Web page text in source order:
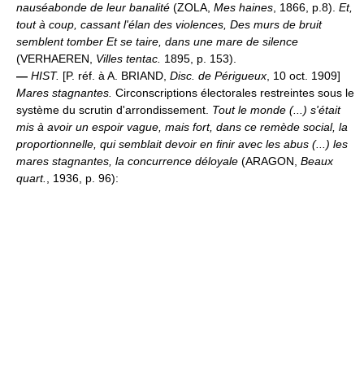
nauséabonde de leur banalité (ZOLA, Mes haines , 1866, p.8). Et,
tout à coup, cassant l'élan des violences, Des murs de bruit
semblent tomber Et se taire, dans une mare de silence
(VERHAEREN, Villes tentac. 1895, p. 153).
— HIST. [P. réf. à A. BRIAND, Disc. de Périgueux , 10 oct. 1909]
Mares stagnantes. Circonscriptions électorales restreintes sous le
système du scrutin d'arrondissement. Tout le monde (...) s'était
mis à avoir un espoir vague, mais fort, dans ce remède social, la
proportionnelle, qui semblait devoir en finir avec les abus (...) les
mares stagnantes, la concurrence déloyale (ARAGON, Beaux
quart.
, 1936, p. 96):